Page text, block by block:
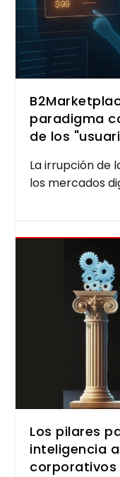
paradigma
de los
La irrup­ción de
los mer­ca­dos
Los pilares
inteligencia
corporativos